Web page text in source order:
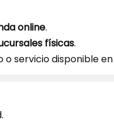
online.
físicas.
servicio disponible en